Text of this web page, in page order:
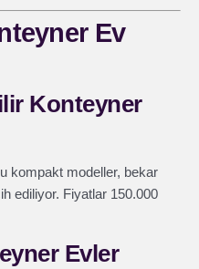
Ev
Konteyner
kompakt modeller, bekar
ediliyor. Fiyatlar 150.000
Evler